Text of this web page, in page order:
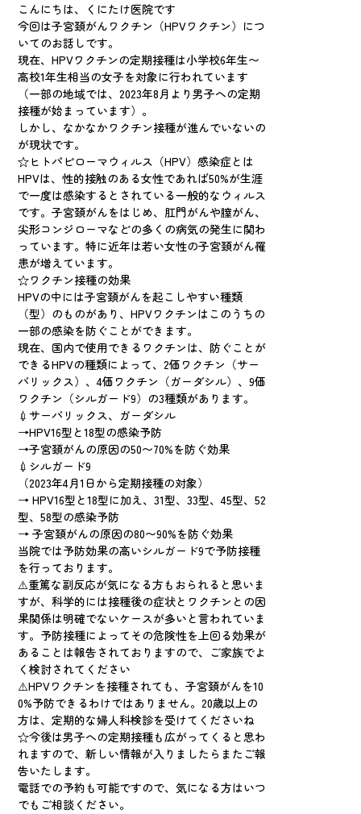
こんにちは、くにたけ医院です
今回は子宮頚がんワクチン（HPVワクチン）につ
いてのお話しです。
現在、HPVワクチンの定期接種は小学校6年生〜
高校1年生相当の女子を対象に行われています
（一部の地域では、2023年8月より男子への定期
接種が始まっています）。
しかし、なかなかワクチン接種が進んでいないの
が現状です。
☆ヒトパピローマウィルス（HPV）感染症とは
HPVは、性的接触のある女性であれば50%が生涯
で一度は感染するとされている一般的なウィルス
です。子宮頚がんをはじめ、肛門がんや膣がん、
尖形コンジローマなどの多くの病気の発生に関わ
っています。特に近年は若い女性の子宮頚がん罹
患が増えています。
☆ワクチン接種の効果
HPVの中には子宮頚がんを起こしやすい種類
（型）のものがあり、HPVワクチンはこのうちの
一部の感染を防ぐことができます。
現在、国内で使用できるワクチンは、防ぐことが
できるHPVの種類によって、2価ワクチン（サー
バリックス）、4価ワクチン（ガーダシル）、9価
ワクチン（シルガード9）の3種類があります。
💉サーバリックス、ガーダシル
→HPV16型と18型の感染予防
→子宮頚がんの原因の50〜70%を防ぐ効果
💉シルガード9
（2023年4月1日から定期接種の対象）
→ HPV16型と18型に加え、31型、33型、45型、52
型、58型の感染予防
→ 子宮頚がんの原因の80〜90%を防ぐ効果
当院では予防効果の高いシルガード9で予防接種
を行っております。
⚠️重篤な副反応が気になる方もおられると思いま
すが、科学的には接種後の症状とワクチンとの因
果関係は明確でないケースが多い と言われていま
す。予防接種によってその危険性を上回る効果が
あることは報告されておりますので、ご家族でよ
く検討されてください
⚠️HPVワクチンを接種されても、子宮頚がんを10
0%予防できるわけではありません。20歳以上の
方は、定期的な婦人科検診を受けてくださいね
☆今後は男子への定期接種も広がってくると思わ
れますので、新しい情報が入りましたらまたご報
告いたします。
電話での予約も可能ですので、気になる方はいつ
でもご相談ください。